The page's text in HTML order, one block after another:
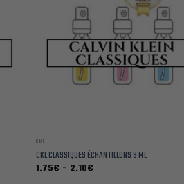
CKL
CKL CLASSIQUES ÉCHANTILLONS 3 ML
1.75€ – 2.10€